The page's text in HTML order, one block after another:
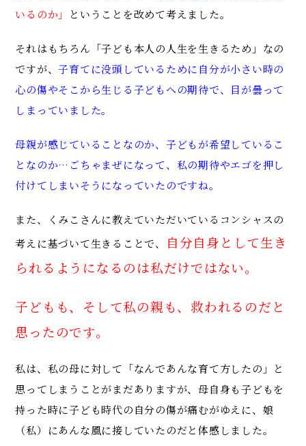
いるのか」
ということを改めて考えました。
それはもちろん「子ども本人の人生を生きるため」なの
ですが、子育てに没頭しているために自分が小さい時の
心の傷やそこから生じる子どもへの期待で、目が曇って
しまっていました。
母親が感じていることなのか、子どもが希望しているこ
となのか…ごちゃまぜになって、私の期待やエゴを押し
付けてしまいそうになっていたのですね。
また、くみこさんに教えていただいているコンシャスの
考えに基づいて生きることで、
自分自身として生き
られるようになるのは私だけではない。
子どもも、そして私の親も、救われるのだと
思ったのです。
私は、私の母に対して「なんであんな育て方したの」と
思ってしまうことがまだありますが、母自身も子どもを
持った時に子ども時代の自分の傷が痛むがゆえに、娘
（私）にあんな風に接していたのだと体感しました。